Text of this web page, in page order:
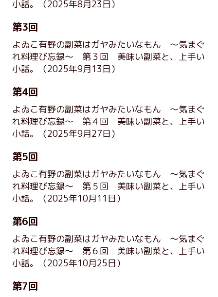
小話。 （2025年8月23日）
第3回
よゐこ有野の副菜はガヤみたいなもん ～気まぐ
れ料理び忘録～ 第３回 美味い副菜と、上手い
小話。
（2025年9月13日）
第4回
よゐこ有野の副菜はガヤみたいなもん ～気まぐ
れ料理び忘録～ 第４回 美味い副菜と、上手い
小話。
（2025年9月27日）
第5回
よゐこ有野の副菜はガヤみたいなもん ～気まぐ
れ料理び忘録～ 第５回 美味い副菜と、上手い
小話。
（2025年10月11日）
第6回
よゐこ有野の副菜はガヤみたいなもん ～気まぐ
れ料理び忘録～ 第６回 美味い副菜と、上手い
小話。
（2025年10月25日）
第7回